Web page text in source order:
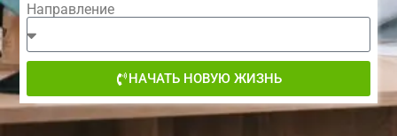
Направление
НАЧАТЬ НОВУЮ ЖИЗНЬ